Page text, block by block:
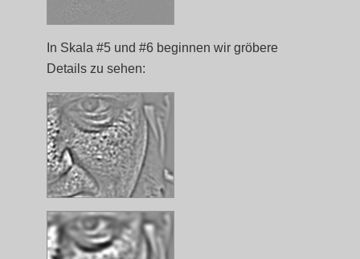
In Skala #5 und #6 beginnen wir gröbere
Details zu sehen: